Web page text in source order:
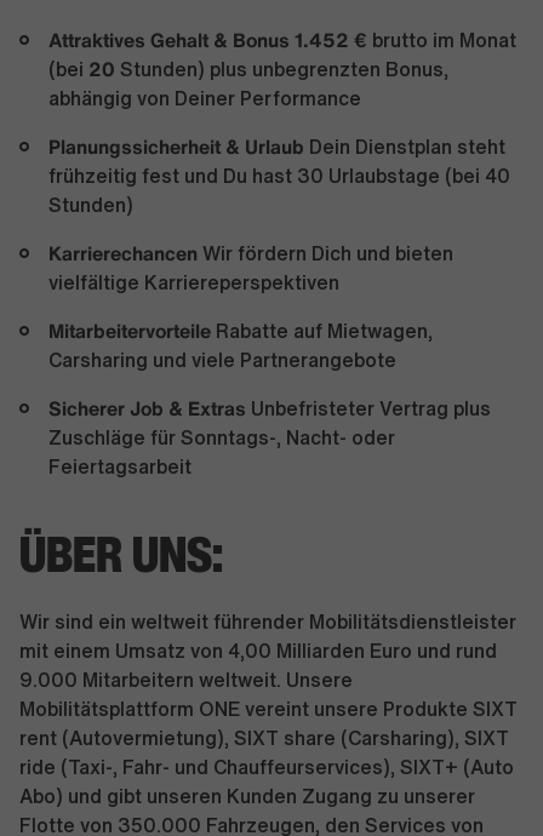
Attraktives Gehalt & Bonus 1.452 € brutto im Monat
(bei 20 Stunden) plus unbegrenzten Bonus,
abhängig von Deiner Performance
Planungssicherheit & Urlaub Dein Dienstplan steht
frühzeitig fest und Du hast 30 Urlaubstage (bei 40
Stunden)
Karrierechancen Wir fördern Dich und bieten
vielfältige Karriereperspektiven
Mitarbeitervorteile Rabatte auf Mietwagen,
Carsharing und viele Partnerangebote
Sicherer Job & Extras Unbefristeter Vertrag plus
Zuschläge für Sonntags-, Nacht- oder
Feiertagsarbeit
ÜBER UNS:
Wir sind ein weltweit führender Mobilitätsdienstleister
mit einem Umsatz von 4,00 Milliarden Euro und rund
9.000 Mitarbeitern weltweit. Unsere
Mobilitätsplattform ONE vereint unsere Produkte SIXT
rent (Autovermietung), SIXT share (Carsharing), SIXT
ride (Taxi-, Fahr- und Chauffeurservices), SIXT+ (Auto
Abo) und gibt unseren Kunden Zugang zu unserer
Flotte von 350.000 Fahrzeugen, den Services von